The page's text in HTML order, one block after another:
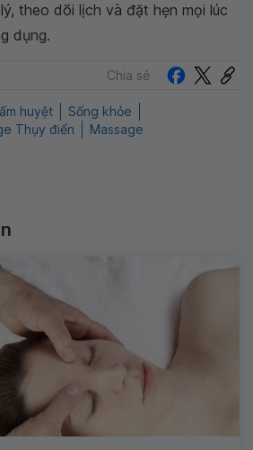
theo dõi lịch và đặt hẹn mọi lúc
dụng.
Chia sẻ
huyệt
Sống khỏe
Thụy điển Massage